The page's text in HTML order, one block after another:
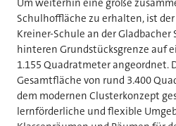
Um weiterhin eine große
Schulhoffläche zu erhalten, ist
Kreiner-Schule an der
hinteren Grundstücksgrenze auf
1.155 Quadratmeter angeordnet.
Gesamtfläche von rund 3.400
dem modernen Clusterkonzept
lernförderliche und flexible